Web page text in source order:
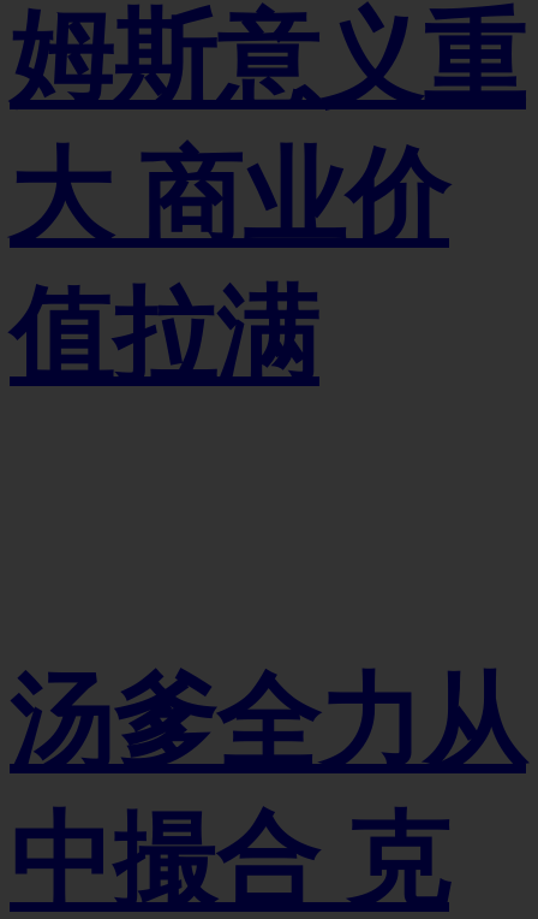
姆斯意义重
大 商业价
值拉满
汤爹全力从
中撮合 克